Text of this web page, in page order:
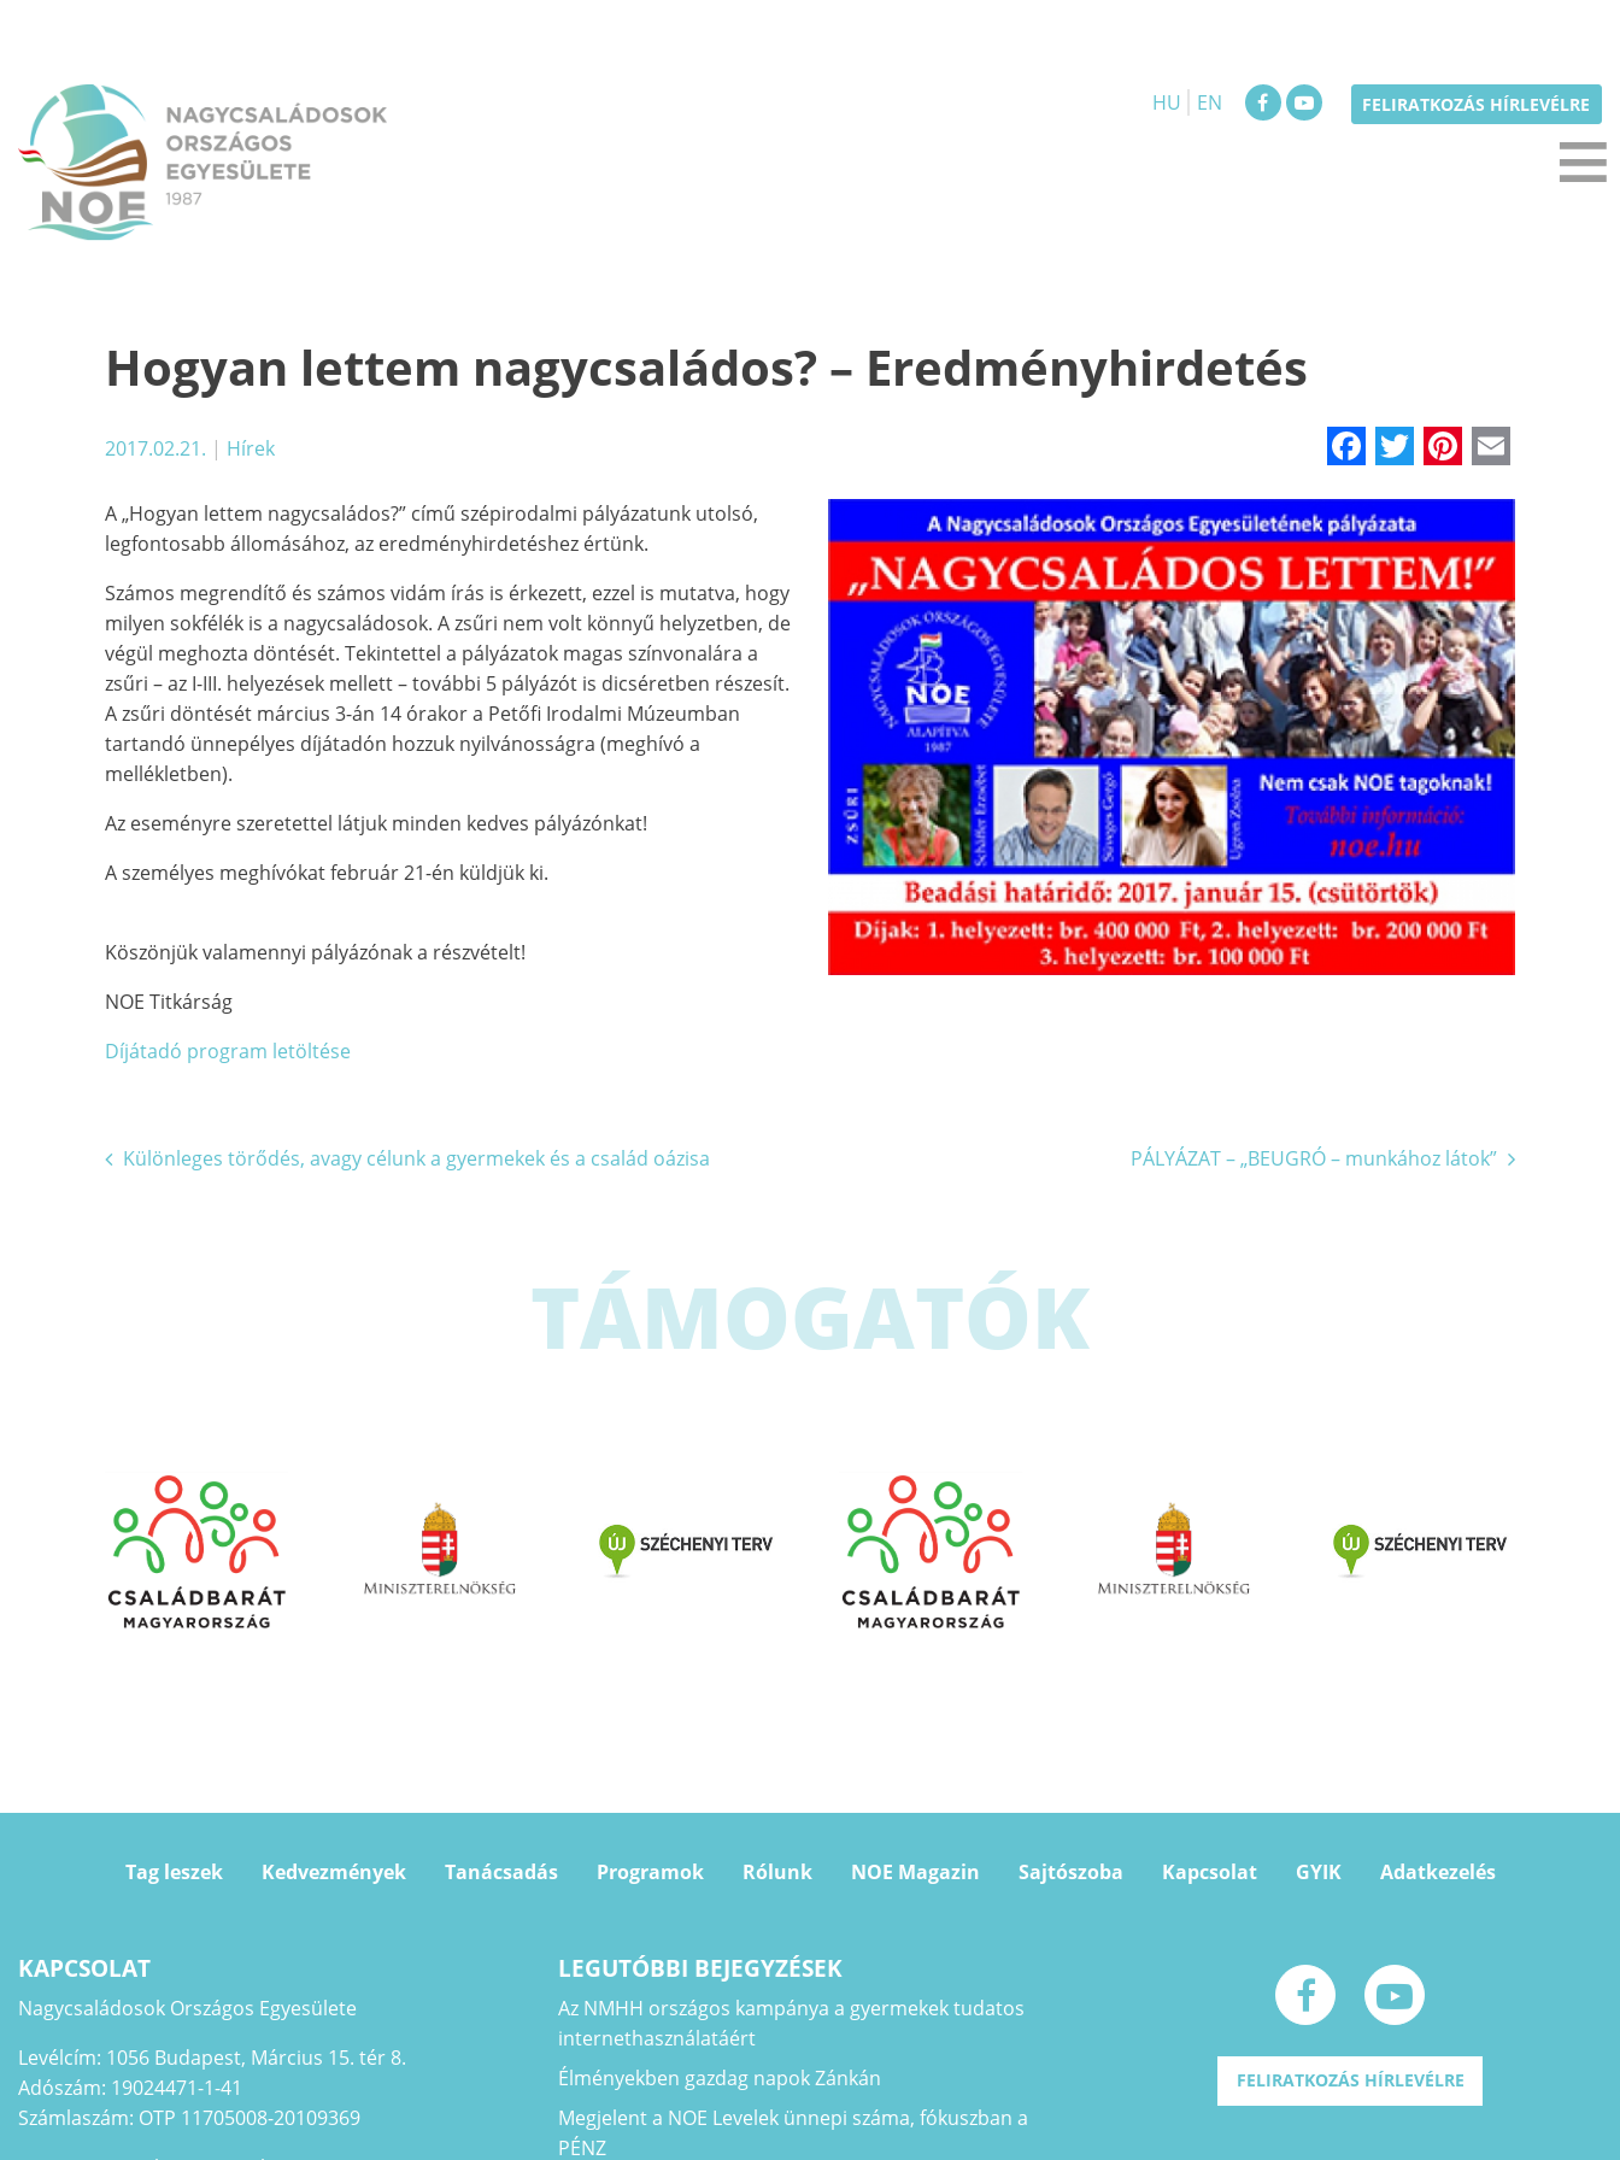
HU EN FELIRATKOZÁS HÍRLEVÉLRE
≡
Hogyan lettem nagycsaládos? – Eredményhirdetés
2017.02.21. | Hírek Facebook
Twitter
A „Hogyan lettem nagycsaládos?” című szépirodalmi pályázatunk utolsó,
legfontosabb állomásához, az eredményhirdetéshez értünk.
Számos megrendítő és számos vidám írás is érkezett, ezzel is mutatva, hogy
milyen sokfélék is a nagycsaládosok. A zsűri nem volt könnyű helyzetben, de
végül meghozta döntését. Tekintettel a pályázatok magas színvonalára a
zsűri – az I-III. helyezések mellett – további 5 pályázót is dicséretben részesít.
A zsűri döntését március 3-án 14 órakor a Petőfi Irodalmi Múzeumban
tartandó ünnepélyes díjátadón hozzuk nyilvánosságra (meghívó a
mellékletben).
Az eseményre szeretettel látjuk minden kedves pályázónkat!
A személyes meghívókat február 21-én küldjük ki.
Köszönjük valamennyi pályázónak a részvételt!
NOE Titkárság
Díjátadó program letöltése
Bejegyzés
Különleges törődés, avagy célunk a gyermekek és a család oázisa PÁLYÁZAT – „BEUGRÓ – munkához látok”
TÁMOGATÓK
Tag leszek Kedvezmények Tanácsadás Programok Rólunk NOE Magazin Sajtószoba Kapcsolat GYIK Adatkezelés
KAPCSOLAT
Nagycsaládosok Országos Egyesülete
Levélcím: 1056 Budapest, Március 15. tér 8.
Adószám: 19024471-1-41
Számlaszám: OTP 11705008-20109369
LEGUTÓBBI BEJEGYZÉSEK
Az NMHH országos kampánya a gyermekek tudatos
internethasználatáért
Élményekben gazdag napok Zánkán
Megjelent a NOE Levelek ünnepi száma, fókuszban a
PÉNZ
FELIRATKOZÁS HÍRLEVÉLRE